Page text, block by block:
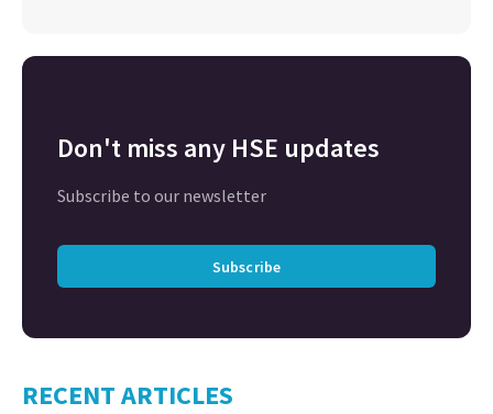
Don't miss any HSE updates
Subscribe to our newsletter
Subscribe
RECENT ARTICLES